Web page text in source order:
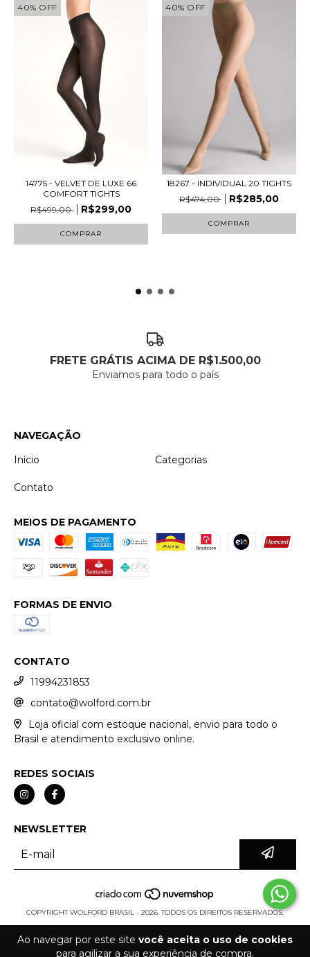
Ao navegar por este site você aceita o uso de cookies
para agilizar a sua experiência de compra.
40% OFF
14775 - VELVET DE LUXE 66
COMFORT TIGHTS
R$499,00
R$299,00
COMPRAR
40% OFF
18267 - INDIVIDUAL 20 TIGHTS
R$474,00
R$285,00
COMPRAR
FRETE GRÁTIS ACIMA DE R$1.500,00
Enviamos para todo o país
NAVEGAÇÃO
Início
Categorias
Contato
MEIOS DE PAGAMENTO
FORMAS DE ENVIO
CONTATO
11994231853
contato@wolford.com.br
Loja oficial com estoque nacional, envio para todo o
Brasil e atendimento exclusivo online.
REDES SOCIAIS
NEWSLETTER
COPYRIGHT WOLFORD BRASIL - 2026. TODOS OS DIREITOS RESERVADOS.